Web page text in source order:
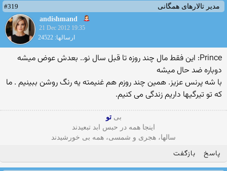
مدیر تالارهای همگانی
#319
andishmand
21 Dec 2012 19:35
ارسالها: 24522
Prince: این فقط مال چند روزه تا قبل سال نو.. بعدش عوض میشه
دوباره ضد حال میشه
با شه پرنس عزیز. همین چند روزم هم غنیمته یه رنگ روشن ببینیم . ما
که تو تیرگیها داریم زندگی می کنیم.
بی تو
اینجا همه در حبس ابد تبعیدند
سالها، هجری و شمسی، همه بی خورشیدند
پاسخ بازگفت